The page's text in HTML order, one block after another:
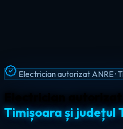
Intervenții Non-Stop ·
Urgențe electrice
județul Timiș